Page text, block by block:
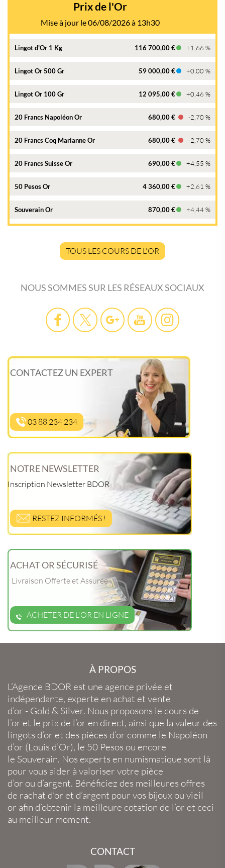
Prix de l'Or
Mise à jour le 06/08/2026 à 13h30
Lingot d'Or 1 Kg 116 700,00 € +1,66 %
Lingot Or 500 Gr 59 000,00 € +0,00 %
Lingot Or 100 Gr 12 095,00 € +0,46 %
20 Francs Napoléon Or 680,00 € -2,70 %
20 Francs Coq Marianne Or 680,00 € -2,70 %
20 Francs Suisse Or 690,00 € +4,55 %
50 Pesos Or 4 360,00 € +2,61 %
Souverain Or 870,00 € +4,44 %
TOUS LES COURS DE L'OR
NOUS SOMMES SUR LES RÉSEAUX SOCIAUX
CONTACTEZ UN EXPERT
03 88 234 234
NOTRE NEWSLETTER
Inscription Newsletter BDOR
RESTEZ INFORMÉS !
ACHAT OR SÉCURISÉ
Livraison Offerte et Assurée
ACHETER DE L'OR EN LIGNE
À PROPOS
L’Agence BDOR est une agence privée et
indépendante, experte en achat et vente
d’or - Gold & Silver. Nous proposons le cours de
l’or et le prix de l’or en direct, ainsi que la valeur des
lingots d’or et des pièces d’or comme le Napoléon
d’or (Louis d’Or), le 50 Pesos ou encore
le Souverain. Nos experts en numismatique sont là
pour vous aider à valoriser votre pièce
d’or ou d’argent. Bénéficiez des meilleures offres
de rachat d’or et d’argent pour vos bijoux ou vieil
or afin d’obtenir la meilleure cotation de l’or et ceci
au meilleur moment.
CONTACT